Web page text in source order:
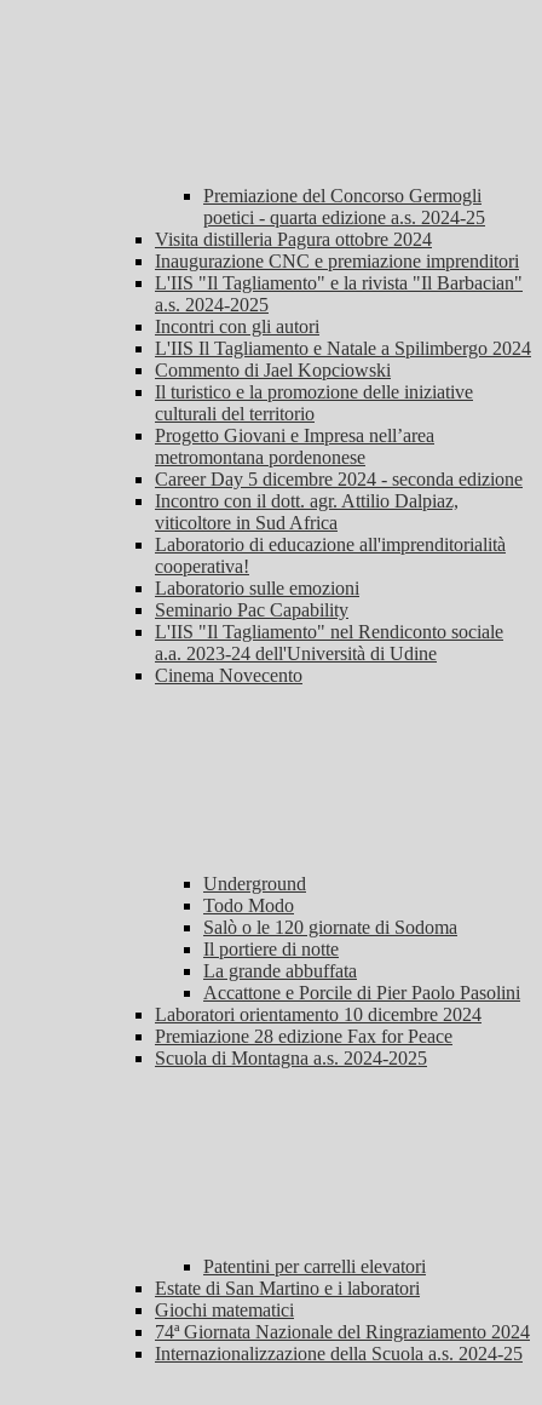
Premiazione del Concorso Germogli
poetici - quarta edizione a.s. 2024-25
Visita distilleria Pagura ottobre 2024
Inaugurazione CNC e premiazione imprenditori
L'IIS "Il Tagliamento" e la rivista "Il Barbacian"
a.s. 2024-2025
Incontri con gli autori
L'IIS Il Tagliamento e Natale a Spilimbergo 2024
Commento di Jael Kopciowski
Il turistico e la promozione delle iniziative
culturali del territorio
Progetto Giovani e Impresa nell’area
metromontana pordenonese
Career Day 5 dicembre 2024 - seconda edizione
Incontro con il dott. agr. Attilio Dalpiaz,
viticoltore in Sud Africa
Laboratorio di educazione all'imprenditorialità
cooperativa!
Laboratorio sulle emozioni
Seminario Pac Capability
L'IIS "Il Tagliamento" nel Rendiconto sociale
a.a. 2023-24 dell'Università di Udine
Cinema Novecento
Underground
Todo Modo
Salò o le 120 giornate di Sodoma
Il portiere di notte
La grande abbuffata
Accattone e Porcile di Pier Paolo Pasolini
Laboratori orientamento 10 dicembre 2024
Premiazione 28 edizione Fax for Peace
Scuola di Montagna a.s. 2024-2025
Patentini per carrelli elevatori
Estate di San Martino e i laboratori
Giochi matematici
74ª Giornata Nazionale del Ringraziamento 2024
Internazionalizzazione della Scuola a.s. 2024-25